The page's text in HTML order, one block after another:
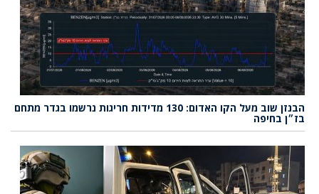
הבנזן שוב מעל הקו האדום: 130 מדידות חריגות נרשמו בגדר מתחם
בז״ן בחיפה